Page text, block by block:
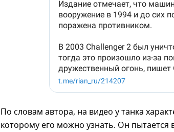
По словам автора, на видео у танка
которому его можно узнать. Он пытается